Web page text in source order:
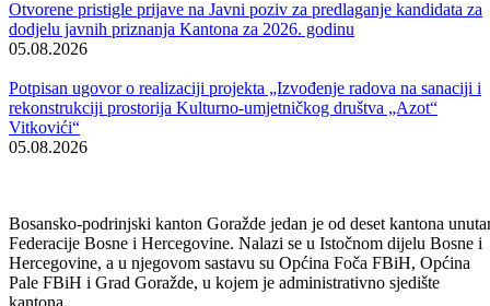
Programom obilježavanja Dječije nedjelje 2015. na području
Bosansko-podrinjskog kantona koji je donijelo Ministarstvo za
socijalnu politiku, zdravstvo, raseljena lica i izbjeglice planirana su
djecu i roditelje koje će se realizovati tokom cijelog oktobra.
Galerija